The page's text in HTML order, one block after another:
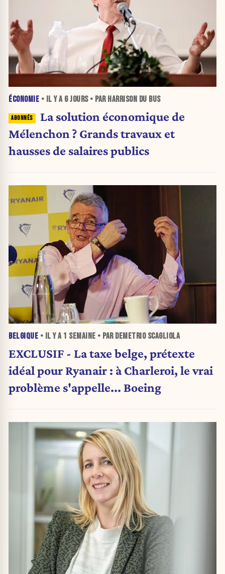
ÉCONOMIE • IL Y A 6 JOURS• PAR HARRISON DU BUS
La solution économique de
Mélenchon ? Grands travaux et
hausses de salaires publics
BELGIQUE • IL Y A 1 SEMAINE • PAR DEMETRIO SCAGLIOLA
EXCLUSIF - La taxe belge, prétexte
idéal pour Ryanair : à Charleroi, le vrai
problème s'appelle... Boeing